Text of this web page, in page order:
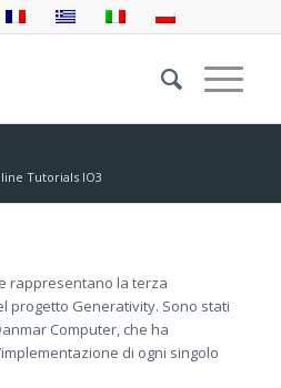
Tutorials IO3
rappresentano la terza
progetto Generativity. Sono stati
Computer, che ha
di ogni singolo